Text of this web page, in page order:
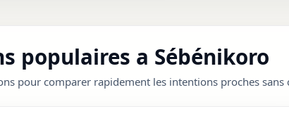
populaires a Sébénikoro
pour comparer rapidement les intentions proches sans